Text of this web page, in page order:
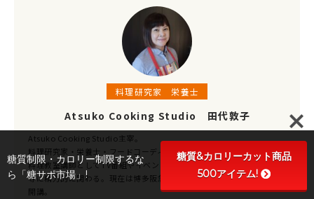
料理研究家 栄養士
Atsuko Cooking Studio 田代敦子
Atsuko Cooking Studio主宰。
料理研究家・栄養士・フードコーディネーター・野菜ソムリエ。
料理教室講師としてTV番組やイベントにてレシピ提供、レシピ本制作
等に精力的に関わる。現在は博多阪急「うまか研究所」で料理教室を
開講。
糖質制限・カロリー制限するな
ら「糖サポ市場」!
糖質&カロリーカット商品
500アイテム!